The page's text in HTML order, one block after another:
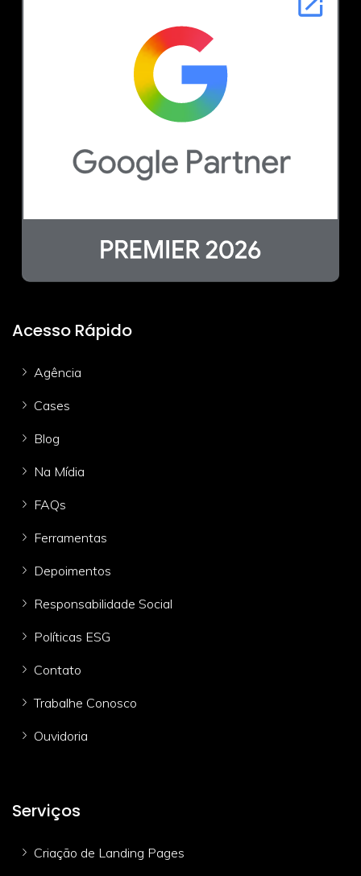
Acesso Rápido
Agência
Cases
Blog
Na Mídia
FAQs
Ferramentas
Depoimentos
Responsabilidade Social
Políticas ESG
Contato
Trabalhe Conosco
Ouvidoria
Serviços
Criação de Landing Pages